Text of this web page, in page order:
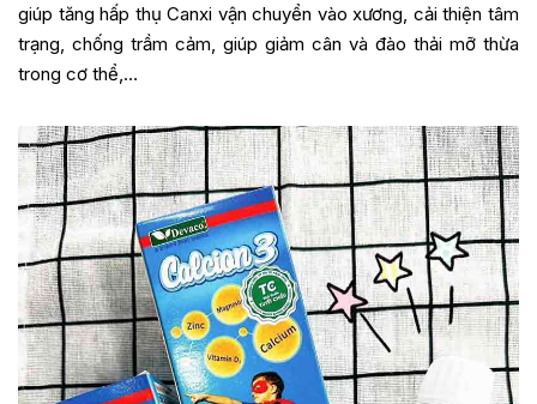
giúp tăng hấp thụ Canxi vận chuyển vào xương, cải thiện tâm
trạng, chống trầm cảm, giúp giảm cân và đào thải mỡ thừa
trong cơ thể,…